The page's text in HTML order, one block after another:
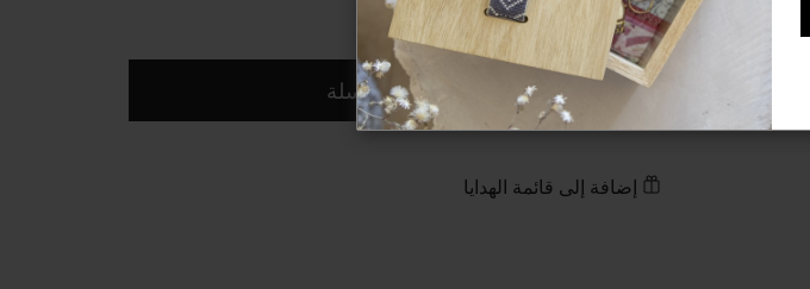
اضف الى السلة
إضافة إلى قائمة الهدايا